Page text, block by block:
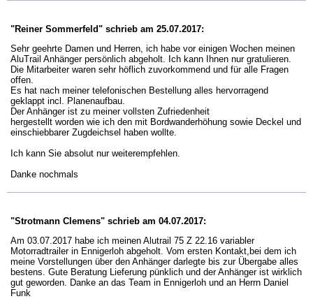
"Reiner Sommerfeld" schrieb am 25.07.2017:
Sehr geehrte Damen und Herren, ich habe vor einigen Wochen meinen
AluTrail Anhänger persönlich abgeholt. Ich kann Ihnen nur gratulieren.
Die Mitarbeiter waren sehr höflich zuvorkommend und für alle Fragen
offen.
Es hat nach meiner telefonischen Bestellung alles hervorragend
geklappt incl. Planenaufbau.
Der Anhänger ist zu meiner vollsten Zufriedenheit
hergestellt worden wie ich den mit Bordwanderhöhung sowie Deckel und
einschiebbarer Zugdeichsel haben wollte.
Ich kann Sie absolut nur weiterempfehlen.
Danke nochmals
"Strotmann Clemens" schrieb am 04.07.2017:
Am 03.07.2017 habe ich meinen Alutrail 75 Z 22.16 variabler
Motorradtrailer in Ennigerloh abgeholt. Vom ersten Kontakt,bei dem ich
meine Vorstellungen über den Anhänger darlegte bis zur Übergabe alles
bestens. Gute Beratung Lieferung pünklich und der Anhänger ist wirklich
gut geworden. Danke an das Team in Ennigerloh und an Herrn Daniel
Funk